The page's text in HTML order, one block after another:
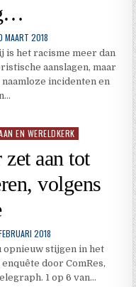
MAART 2018
is het racisme meer dan
aanslagen, maar
incidenten en
EN WERELDKERK
aan tot
volgens
2018
opnieuw stijgen in het
door ComRes,
1 op 6 van…